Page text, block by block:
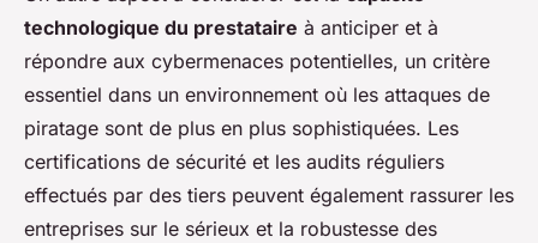
technologique du prestataire à anticiper et à
répondre aux cybermenaces potentielles, un critère
essentiel dans un environnement où les attaques de
piratage sont de plus en plus sophistiquées. Les
certifications de sécurité et les audits réguliers
effectués par des tiers peuvent également rassurer les
entreprises sur le sérieux et la robustesse des